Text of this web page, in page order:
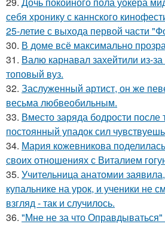
себя хронику с каннского
25-летие с выхода первой части
30. В доме всё максимально
31. Валю карнавал захейтили из-
топовый вуз.
32. Заслуженный артист, он же
весьма любвеобильным.
33. Вместо заряда бодрости после
постоянный упадок сил
34. Мария кожевникова
своих отношениях с Виталием
35. Учительница анатомии
купальнике на урок, и ученики не
взгляд - так и случилось.
36. "Мне не за что Оправдываться"